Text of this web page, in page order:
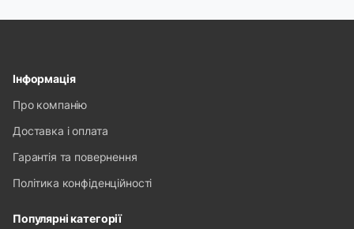
Інформація
Про компанію
Доставка і оплата
Гарантія та повернення
Політика конфіденційності
Популярні категорії